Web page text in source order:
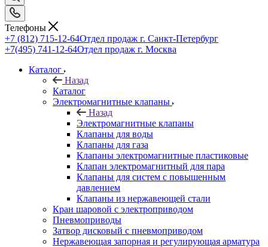
Телефоны
+7 (812) 715-12-64Отдел продаж г. Санкт-Петербург
+7(495) 741-12-64Отдел продаж г. Москва
Каталог
Назад
Каталог
Электромагнитные клапаны
Назад
Электромагнитные клапаны
Клапаны для воды
Клапаны для газа
Клапаны электромагнитные пластиковые
Клапан электромагнитный для пара
Клапаны для систем с повышенным
давлением
Клапаны из нержавеющей стали
Кран шаровой с электроприводом
Пневмоприводы
Затвор дисковый с пневмоприводом
Нержавеющая запорная и регулирующая арматура